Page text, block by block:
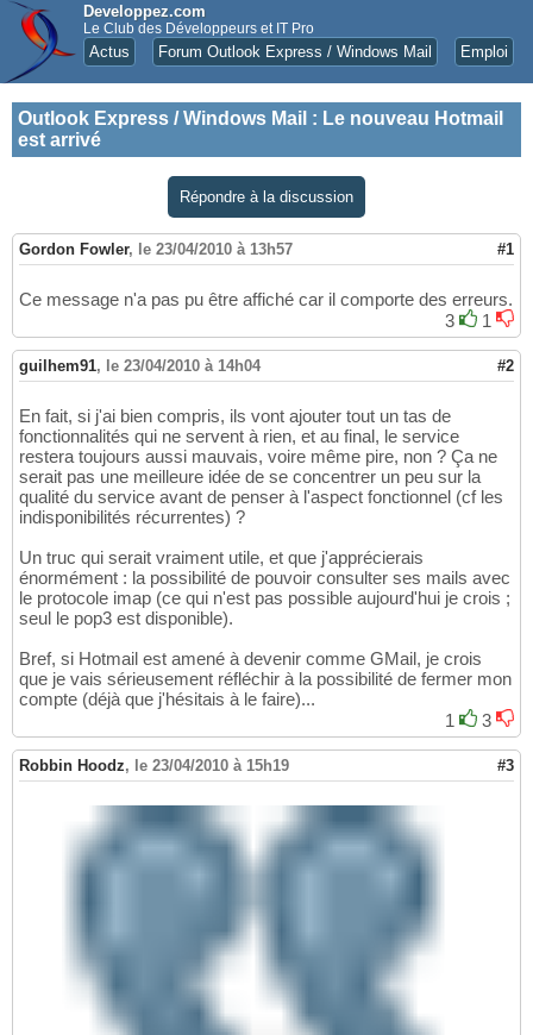
Developpez.com
Le Club des Développeurs et IT Pro
Actus Forum Outlook Express / Windows Mail Emploi
Outlook Express / Windows Mail : Le nouveau Hotmail
est arrivé
Répondre à la discussion
Gordon Fowler, le 23/04/2010 à 13h57 #1
Ce message n'a pas pu être affiché car il comporte des erreurs.
3
1
guilhem91, le 23/04/2010 à 14h04 #2
En fait, si j'ai bien compris, ils vont ajouter tout un tas de
fonctionnalités qui ne servent à rien, et au final, le service
restera toujours aussi mauvais, voire même pire, non ? Ça ne
serait pas une meilleure idée de se concentrer un peu sur la
qualité du service avant de penser à l'aspect fonctionnel (cf les
indisponibilités récurrentes) ?
Un truc qui serait vraiment utile, et que j'apprécierais
énormément : la possibilité de pouvoir consulter ses mails avec
le protocole imap (ce qui n'est pas possible aujourd'hui je crois ;
seul le pop3 est disponible).
Bref, si Hotmail est amené à devenir comme GMail, je crois
que je vais sérieusement réfléchir à la possibilité de fermer mon
compte (déjà que j'hésitais à le faire)...
1
3
Robbin Hoodz, le 23/04/2010 à 15h19 #3